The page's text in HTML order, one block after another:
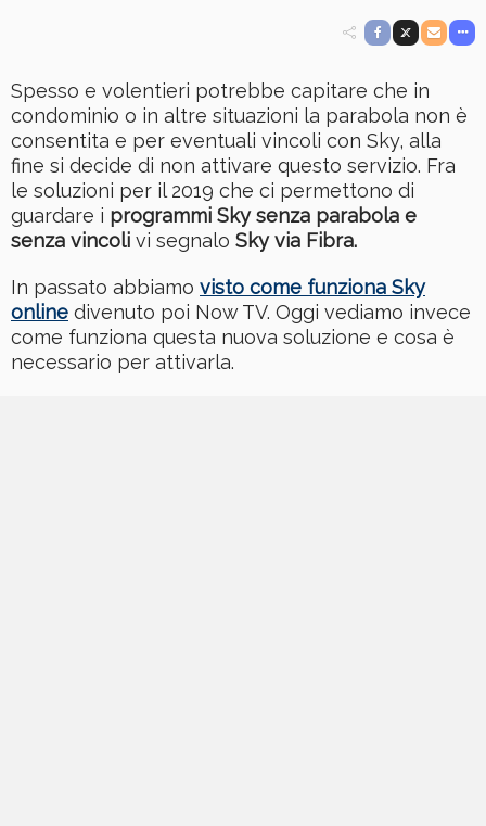
Spesso e volentieri potrebbe capitare che in
condominio o in altre situazioni la parabola non è
consentita e per eventuali vincoli con Sky, alla
fine si decide di non attivare questo servizio. Fra
le soluzioni per il 2019 che ci permettono di
guardare i programmi Sky senza parabola e
senza vincoli vi segnalo Sky via Fibra.
In passato abbiamo visto come funziona Sky
online divenuto poi Now TV. Oggi vediamo invece
come funziona questa nuova soluzione e cosa è
necessario per attivarla.